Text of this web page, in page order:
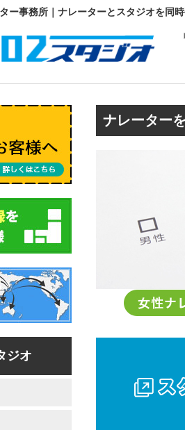
ー事務所｜ナレーターとスタジオを同
ナレーター
ジオ